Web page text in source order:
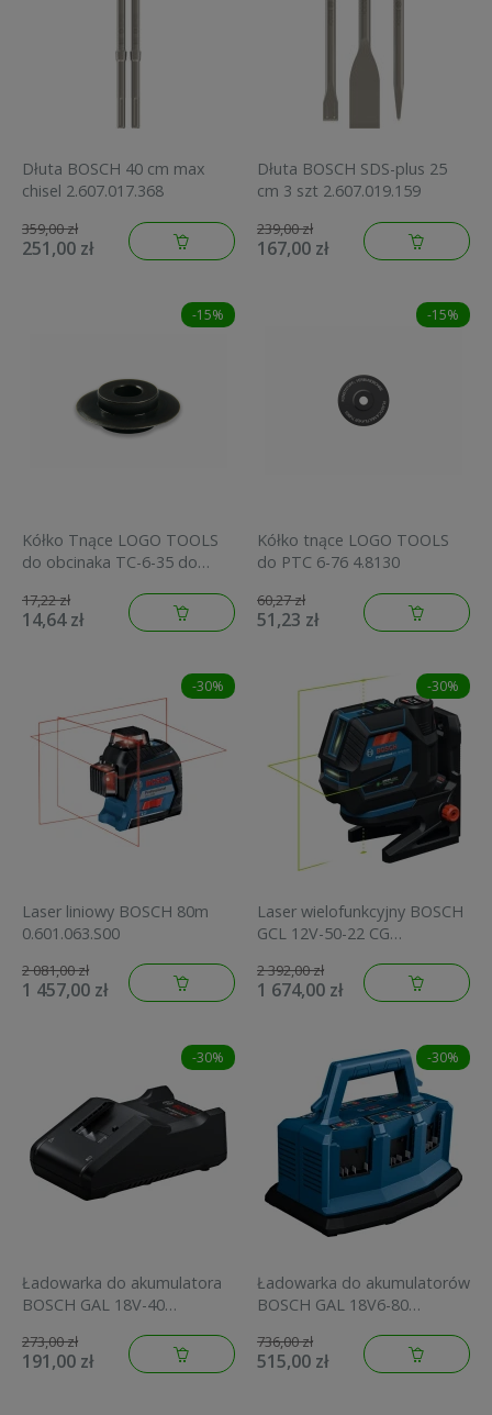
Dłuta BOSCH 40 cm max
chisel 2.607.017.368
359,00 zł
251,00 zł
Dłuta BOSCH SDS-plus 25
cm 3 szt 2.607.019.159
239,00 zł
167,00 zł
-15%
Kółko Tnące LOGO TOOLS
do obcinaka TC-6-35 do
17,22 zł
14,64 zł
-15%
Kółko tnące LOGO TOOLS
do PTC 6-76 4.8130
60,27 zł
51,23 zł
-30%
Laser liniowy BOSCH 80m
0.601.063.S00
2 081,00 zł
1 457,00 zł
-30%
Laser wielofunkcyjny BOSCH
GCL 12V-50-22 CG
2 392,00 zł
1 674,00 zł
-30%
Ładowarka do akumulatora
BOSCH GAL 18V-40
273,00 zł
191,00 zł
-30%
Ładowarka do akumulatorów
BOSCH GAL 18V6-80
736,00 zł
515,00 zł